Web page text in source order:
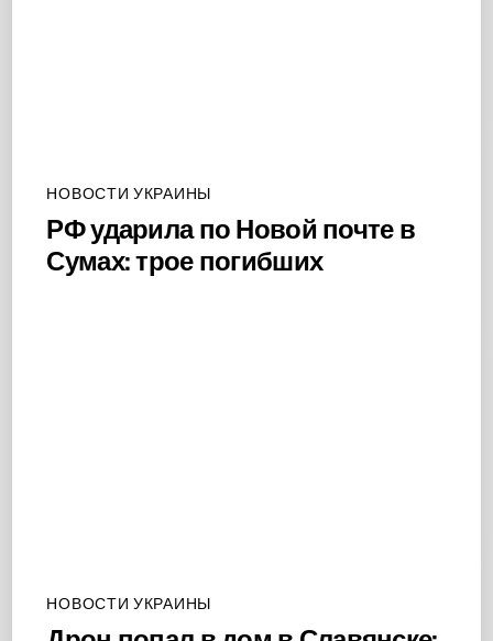
НОВОСТИ УКРАИНЫ
РФ ударила по Новой почте в
Сумах: трое погибших
НОВОСТИ УКРАИНЫ